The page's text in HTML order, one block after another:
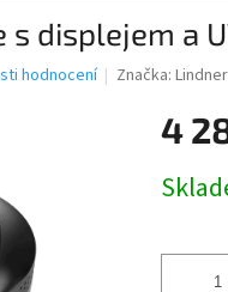
displejem a
hodnocení Značka:Lindner
4
cena: